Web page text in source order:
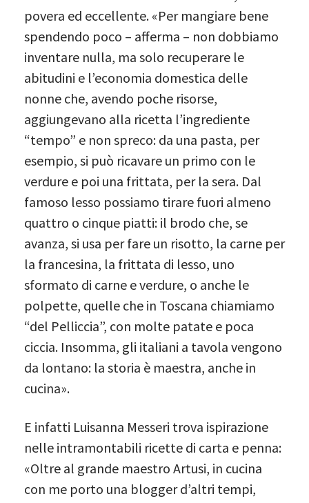
povera ed eccellente. «Per mangiare bene
spendendo poco – afferma – non dobbiamo
inventare nulla, ma solo recuperare le
abitudini e l’economia domestica delle
nonne che, avendo poche risorse,
aggiungevano alla ricetta l’ingrediente
“tempo” e non spreco: da una pasta, per
esempio, si può ricavare un primo con le
verdure e poi una frittata, per la sera. Dal
famoso lesso possiamo tirare fuori almeno
quattro o cinque piatti: il brodo che, se
avanza, si usa per fare un risotto, la carne per
la francesina, la frittata di lesso, uno
sformato di carne e verdure, o anche le
polpette, quelle che in Toscana chiamiamo
“del Pelliccia”, con molte patate e poca
ciccia. Insomma, gli italiani a tavola vengono
da lontano: la storia è maestra, anche in
cucina».
E infatti Luisanna Messeri trova ispirazione
nelle intramontabili ricette di carta e penna:
«Oltre al grande maestro Artusi, in cucina
con me porto una blogger d’altri tempi,